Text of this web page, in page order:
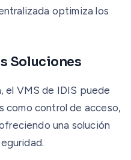
optimiza los
Soluciones
el VMS de IDIS puede
como control de acceso,
una solución